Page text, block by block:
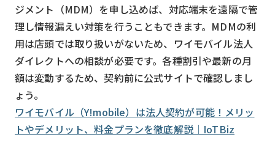
ジメント（MDM）を申し込めば、対応端末を遠隔で管
理し情報漏えい対策を行うこともできます。MDMの利
用は店頭では取り扱いがないため、ワイモバイル法人
ダイレクトへの相談が必要です。各種割引や最新の月
額は変動するため、契約前に公式サイトで確認しまし
ょう。
ワイモバイル（Y!mobile）は法人契約が可能！メリッ
トやデメリット、料金プランを徹底解説｜IoTBiz